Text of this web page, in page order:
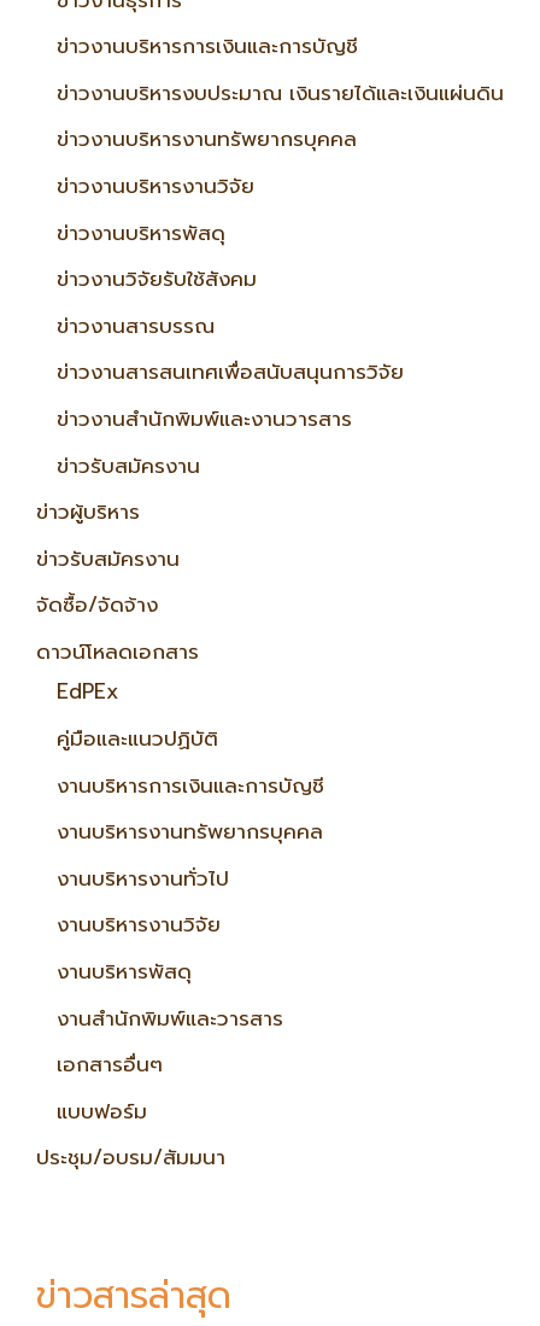
ข่าวงานบริหารการเงินและการบัญชี
ข่าวงานบริหารงบประมาณ เงินรายได้และเงินแผ่นดิน
ข่าวงานบริหารงานทรัพยากรบุคคล
ข่าวงานบริหารงานวิจัย
ข่าวงานบริหารพัสดุ
ข่าวงานวิจัยรับใช้สังคม
ข่าวงานสารบรรณ
ข่าวงานสารสนเทศเพื่อสนับสนุนการวิจัย
ข่าวงานสำนักพิมพ์และงานวารสาร
ข่าวรับสมัครงาน
ข่าวผู้บริหาร
ข่าวรับสมัครงาน
จัดซื้อ/จัดจ้าง
ดาวน์โหลดเอกสาร
EdPEx
คู่มือและแนวปฏิบัติ
งานบริหารการเงินและการบัญชี
งานบริหารงานทรัพยากรบุคคล
งานบริหารงานทั่วไป
งานบริหารงานวิจัย
งานบริหารพัสดุ
งานสำนักพิมพ์และวารสาร
เอกสารอื่นๆ
แบบฟอร์ม
ประชุม/อบรม/สัมมนา
ข่าวสารล่าสุด